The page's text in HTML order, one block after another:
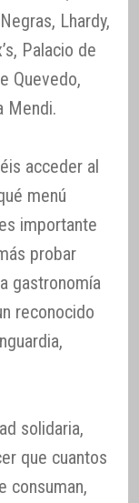
Lhardy,
Palacio de
Quevedo,
Mendi.
acceder al
menú
importante
probar
gastronomía
reconocido
solidaria,
que cuantos
consuman,